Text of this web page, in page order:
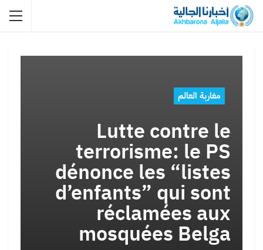
مغاربة العالم
Lutte contre le
terrorisme: le PS
dénonce les “listes
d’enfants” qui sont
réclamées aux
mosquées Belga